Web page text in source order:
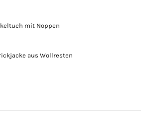
mit Noppen
aus Wollresten